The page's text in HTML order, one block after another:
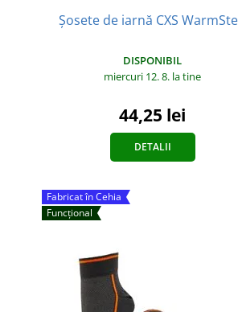
Șosete de iarnă CXS
DISPONIBIL
miercuri 12. 8. la tine
44,25 lei
DETALII
Fabricat în Cehia
Funcțional